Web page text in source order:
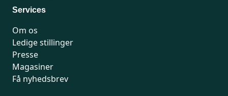
Services
Om os
Ledige stillinger
Presse
Magasiner
Få nyhedsbrev